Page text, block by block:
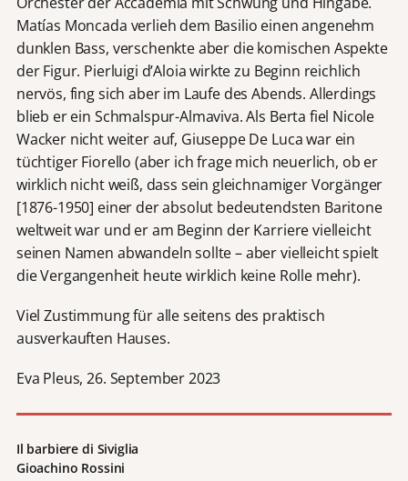
Matías Moncada verlieh dem Basilio einen angenehm
dunklen Bass, verschenkte aber die komischen Aspekte
der Figur. Pierluigi d’Aloia wirkte zu Beginn reichlich
nervös, fing sich aber im Laufe des Abends. Allerdings
blieb er ein Schmalspur-Almaviva. Als Berta fiel Nicole
Wacker nicht weiter auf, Giuseppe De Luca war ein
tüchtiger Fiorello (aber ich frage mich neuerlich, ob er
wirklich nicht weiß, dass sein gleichnamiger Vorgänger
[1876-1950] einer der absolut bedeutendsten Baritone
weltweit war und er am Beginn der Karriere vielleicht
seinen Namen abwandeln sollte – aber vielleicht spielt
die Vergangenheit heute wirklich keine Rolle mehr).
Viel Zustimmung für alle seitens des praktisch
ausverkauften Hauses.
Eva Pleus, 26. September 2023
Il barbiere di Siviglia
Gioachino Rossini